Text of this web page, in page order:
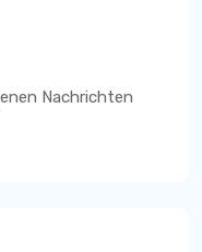
Nachrichten